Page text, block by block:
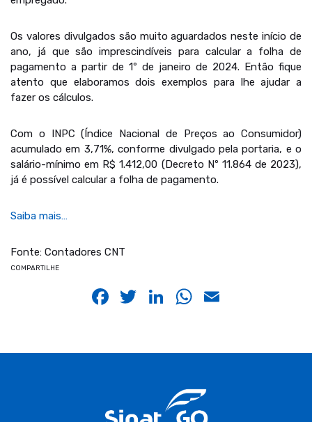
Os valores divulgados são muito aguardados neste início de
ano, já que são imprescindíveis para calcular a folha de
pagamento a partir de 1º de janeiro de 2024. Então fique
atento que elaboramos dois exemplos para lhe ajudar a
fazer os cálculos.
Com o INPC (Índice Nacional de Preços ao Consumidor)
acumulado em 3,71%, conforme divulgado pela portaria, e o
salário-mínimo em R$ 1.412,00 (Decreto Nº 11.864 de 2023),
já é possível calcular a folha de pagamento.
Saiba mais…
Fonte: Contadores CNT
COMPARTILHE
Facebook
Twitter
LinkedIn
WhatsApp